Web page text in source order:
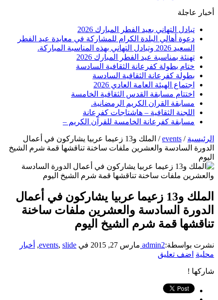
أخبار عاجلة
تبادل التهاني بعيد الفطر المبارك 2026
دعوة أهالي البلدة الكرام للمشاركة في معايدة عيد الفطر
السعيد 2026 وتبادل التهاني بهذه المناسبة المباركة.
تهنئة بمناسبة عيد الفطر المبارك 2026
ختام بطولة كفرعانة الثقافية السادسة
بطولة كفرعانة الثقافية السادسة
اجتماع الهيئة العامة العادي 2026
اختتام مسابقة القدس الثقافية الخامسة
مسابقة القران الكريم الرمضانية.
اللجنة الثقافية – هاشتاجات كفرعانة
مسابقة كفرعانة الخامسة للقرآن الكريم –
الرئيسية /
events
/
الملك و13 زعيما عربيا يشاركون في أعمال
الدورة السادسة والعشرين ملفات ساخنة تناقشها قمة شرم الشيخ
اليوم
الملك و13 زعيما عربيا يشاركون في أعمال
الدورة السادسة والعشرين ملفات ساخنة
تناقشها قمة شرم الشيخ اليوم
نشرت بواسطة:admin2 مارس 27, 2015 في events, slide
, أخبار
محلية اضف تعليق
شاركها !